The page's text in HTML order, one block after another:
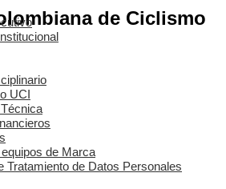
de Ciclismo
UCI
de Marca
Tratamiento de Datos Personales